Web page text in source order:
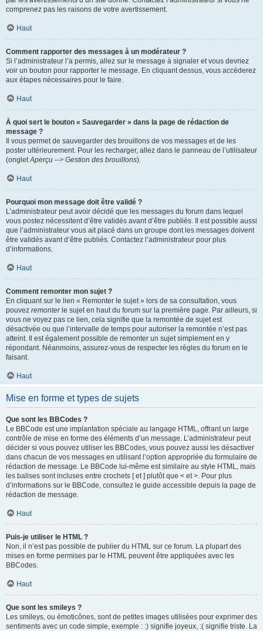
comprenez pas les raisons de votre avertissement.
Haut
Comment rapporter des messages à un modérateur ?
Si l’administrateur l’a permis, allez sur le message à signaler et vous devriez
voir un bouton pour rapporter le message. En cliquant dessus, vous accéderez
aux étapes nécessaires pour le faire.
Haut
À quoi sert le bouton « Sauvegarder » dans la page de rédaction de
message ?
Il vous permet de sauvegarder des brouillons de vos messages et de les
poster ultérieurement. Pour les recharger, allez dans le panneau de l’utilisateur
(ongletAperçu --> Gestion des brouillons).
Haut
Pourquoi mon message doit être validé ?
L’administrateur peut avoir décidé que les messages du forum dans lequel
vous postez nécessitent d’être validés avant d’être publiés. Il est possible aussi
que l’administrateur vous ait placé dans un groupe dont les messages doivent
être validés avant d’être publiés. Contactez l’administrateur pour plus
d’informations.
Haut
Comment remonter mon sujet ?
En cliquant sur le lien « Remonter le sujet » lors de sa consultation, vous
pouvez remonterle sujet en haut du forum sur la première page. Par ailleurs, si
vous ne voyez pas ce lien, cela signifie que la remontée de sujet est
désactivée ou que l’intervalle de temps pour autoriser la remontée n’est pas
atteint. Il est également possible de remonter un sujet simplement en y
répondant. Néanmoins, assurez-vous de respecter les règles du forum en le
faisant.
Haut
Mise en forme et types de sujets
Que sont les BBCodes ?
Le BBCode est une implantation spéciale au langage HTML, offrant un large
contrôle de mise en forme des éléments d’un message. L’administrateur peut
décider si vous pouvez utiliser les BBCodes, vous pouvez aussi les désactiver
dans chacun de vos messages en utilisant l’option appropriée du formulaire de
rédaction de message. Le BBCode lui-même est similaire au style HTML, mais
les balises sont incluses entre crochets [ et ] plutôt que < et >. Pour plus
d’informations sur le BBCode, consultez le guide accessible depuis la page de
rédaction de message.
Haut
Puis-je utiliser le HTML ?
Non, il n’est pas possible de publier du HTML sur ce forum. La plupart des
mises en forme permises par le HTML peuvent être appliquées avec les
BBCodes.
Haut
Que sont les smileys ?
Les smileys, ou émoticônes, sont de petites images utilisées pour exprimer des
sentiments avec un code simple, exemple : :) signifie joyeux, :( signifie triste. La